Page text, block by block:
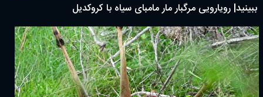
ببینید| رویارویی مرگبار مار مامبای سیاه با کروکدیل